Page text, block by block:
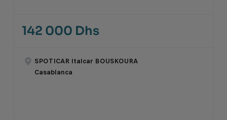
142 000 Dhs
SPOTICAR Italcar BOUSKOURA
Casablanca